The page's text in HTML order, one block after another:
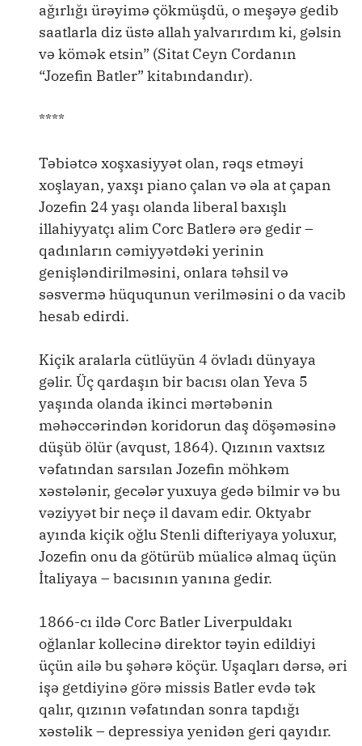
ağırlığı ürəyimə çökmüşdü, o meşəyə gedib
saatlarla diz üstə allah yalvarırdım ki, gəlsin
və kömək etsin” (Sitat Ceyn Cordanın
“Jozefin Batler” kitabındandır).
****
Təbiətcə xoşxasiyyət olan, rəqs etməyi
xoşlayan, yaxşı piano çalan və əla at çapan
Jozefin 24 yaşı olanda liberal baxışlı
illahiyyatçı alim Corc Batlerə ərə gedir –
qadınların cəmiyyətdəki yerinin
genişləndirilməsini, onlara təhsil və
səsvermə hüququnun verilməsini o da vacib
hesab edirdi.
Kiçik aralarla cütlüyün 4 övladı dünyaya
gəlir. Üç qardaşın bir bacısı olan Yeva 5
yaşında olanda ikinci mərtəbənin
məhəccərindən koridorun daş döşəməsinə
düşüb ölür (avqust, 1864). Qızının vaxtsız
vəfatından sarsılan Jozefin möhkəm
xəstələnir, gecələr yuxuya gedə bilmir və bu
vəziyyət bir neçə il davam edir. Oktyabr
ayında kiçik oğlu Stenli difteriyaya yoluxur,
Jozefin onu da götürüb müalicə almaq üçün
İtaliyaya – bacısının yanına gedir.
1866-cı ildə Corc Batler Liverpuldakı
oğlanlar kollecinə direktor təyin edildiyi
üçün ailə bu şəhərə köçür. Uşaqları dərsə, əri
işə getdiyinə görə missis Batler evdə tək
qalır, qızının vəfatından sonra tapdığı
xəstəlik – depressiya yenidən geri qayıdır.